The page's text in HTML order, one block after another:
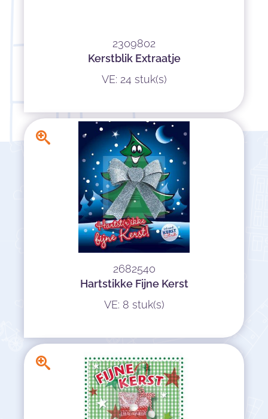
2309802
Kerstblik Extraatje
VE: 24 stuk(s)
2682540
Hartstikke Fijne Kerst
VE: 8 stuk(s)